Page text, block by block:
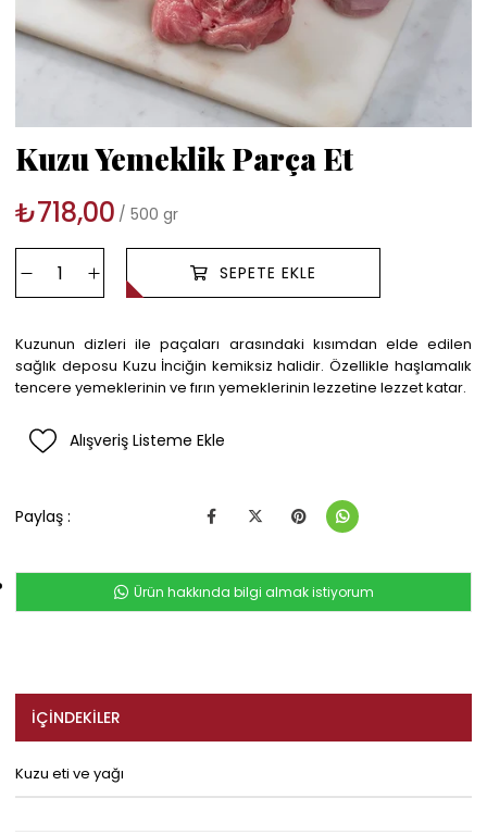
Kuzu Yemeklik Parça Et
₺718,00 500 gr
Kuzunun dizleri ile paçaları arasındaki kısımdan elde edilen
sağlık deposu Kuzu İnciğin kemiksiz halidir. Özellikle haşlamalık
tencere yemeklerinin ve fırın yemeklerinin lezzetine lezzet katar.
Alışveriş Listeme Ekle
Paylaş :
Ürün hakkında bilgi almak istiyorum
İÇINDEKILER
Kuzu eti ve yağı